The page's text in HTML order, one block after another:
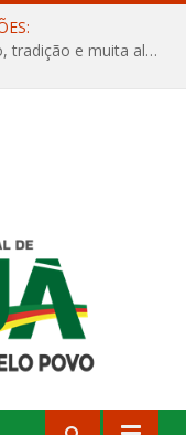
Afuá comemora 136 anos com orgulho, tradição e muita alegria na Quadra Dr. Nelson Salomão